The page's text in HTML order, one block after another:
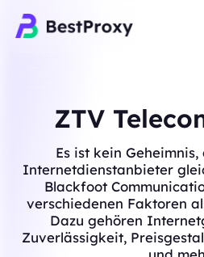
ZTV
Es ist kein
Internetdienstanbieter
Blackfoot
verschiedenen Faktoren
Dazu gehören
Zuverlässigkeit,